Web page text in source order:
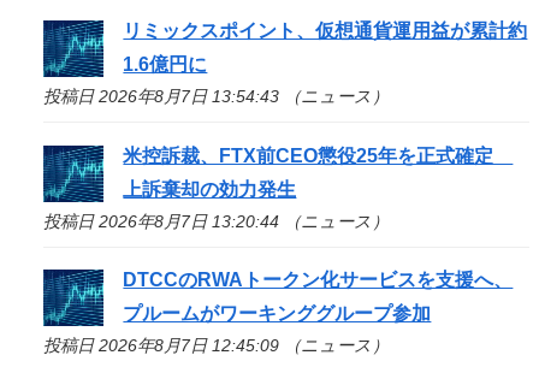
リミックスポイント、仮想通貨運用益が累計約
1.6億円に
投稿日 2026年8月7日 13:54:43 （ニュース）
米控訴裁、FTX前CEO懲役25年を正式確定
上訴棄却の効力発生
投稿日 2026年8月7日 13:20:44 （ニュース）
DTCCのRWAトークン化サービスを支援へ、
プルームがワーキンググループ参加
投稿日 2026年8月7日 12:45:09 （ニュース）